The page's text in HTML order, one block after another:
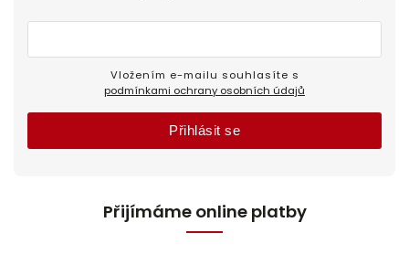
podmínkami ochrany osobních údajů
Přihlásit se
Přijímáme online platby